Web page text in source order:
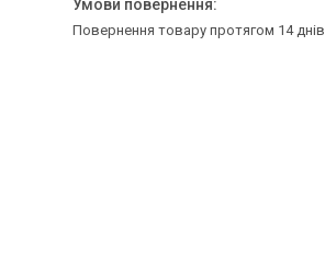
повернення товару протягом 14 днів